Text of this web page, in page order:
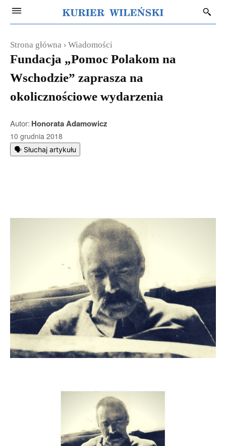
Strona główna Wiadomości
Fundacja „Pomoc Polakom na
Wschodzie” zaprasza na
okolicznościowe wydarzenia
Autor: Honorata Adamowicz
10 grudnia 2018
🗣️ Słuchaj artykułu